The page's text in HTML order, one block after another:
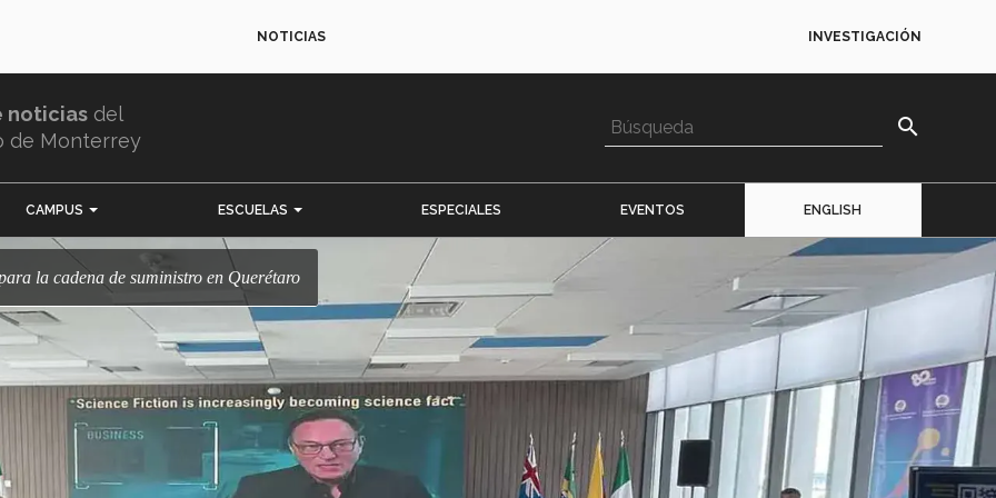
NOTICIAS INVESTIGACIÓN
noticias del
de Monterrey
search
CAMPUS ESCUELAS ESPECIALES EVENTOS ENGLISH
la cadena de suministro en Querétaro